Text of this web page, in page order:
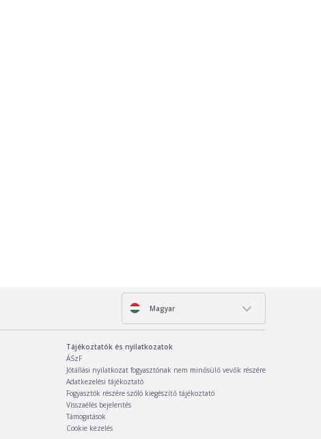
Magyar
Tájékoztatók és nyilatkozatok
ÁSzF
Jótállási nyilatkozat fogyasztónak nem minősülő vevők részére
Adatkezelési tájékoztató
Fogyasztók részére szóló kiegészítő tájékoztató
Visszaélés bejelentés
Támogatások
Cookie kezelés